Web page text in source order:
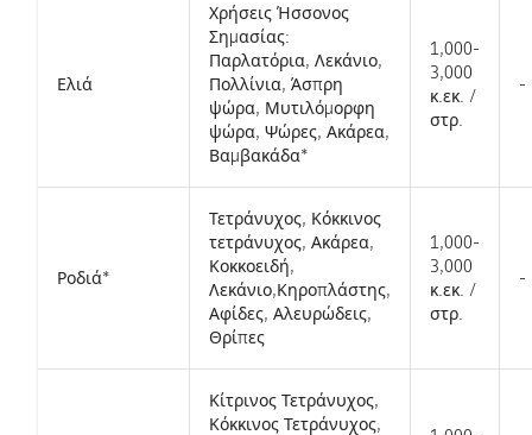
Ελιά
Χρήσεις Ήσσονος
Σημασίας:
Παρλατόρια, Λεκάνιο,
Πολλίνια, Άσπρη
ψώρα, Μυτιλόμορφη
ψώρα, Ψώρες, Ακάρεα,
Βαμβακάδα*
1,000-
3,000
κ.εκ. /
στρ.
-
Ροδιά*
Τετράνυχος, Κόκκινος
τετράνυχος, Ακάρεα,
Κοκκοειδή,
Λεκάνιο,Κηροπλάστης,
Αφίδες, Αλευρώδεις,
Θρίπες
1,000-
3,000
κ.εκ. /
στρ.
-
Κίτρινος Τετράνυχος,
Κόκκινος Τετράνυχος,